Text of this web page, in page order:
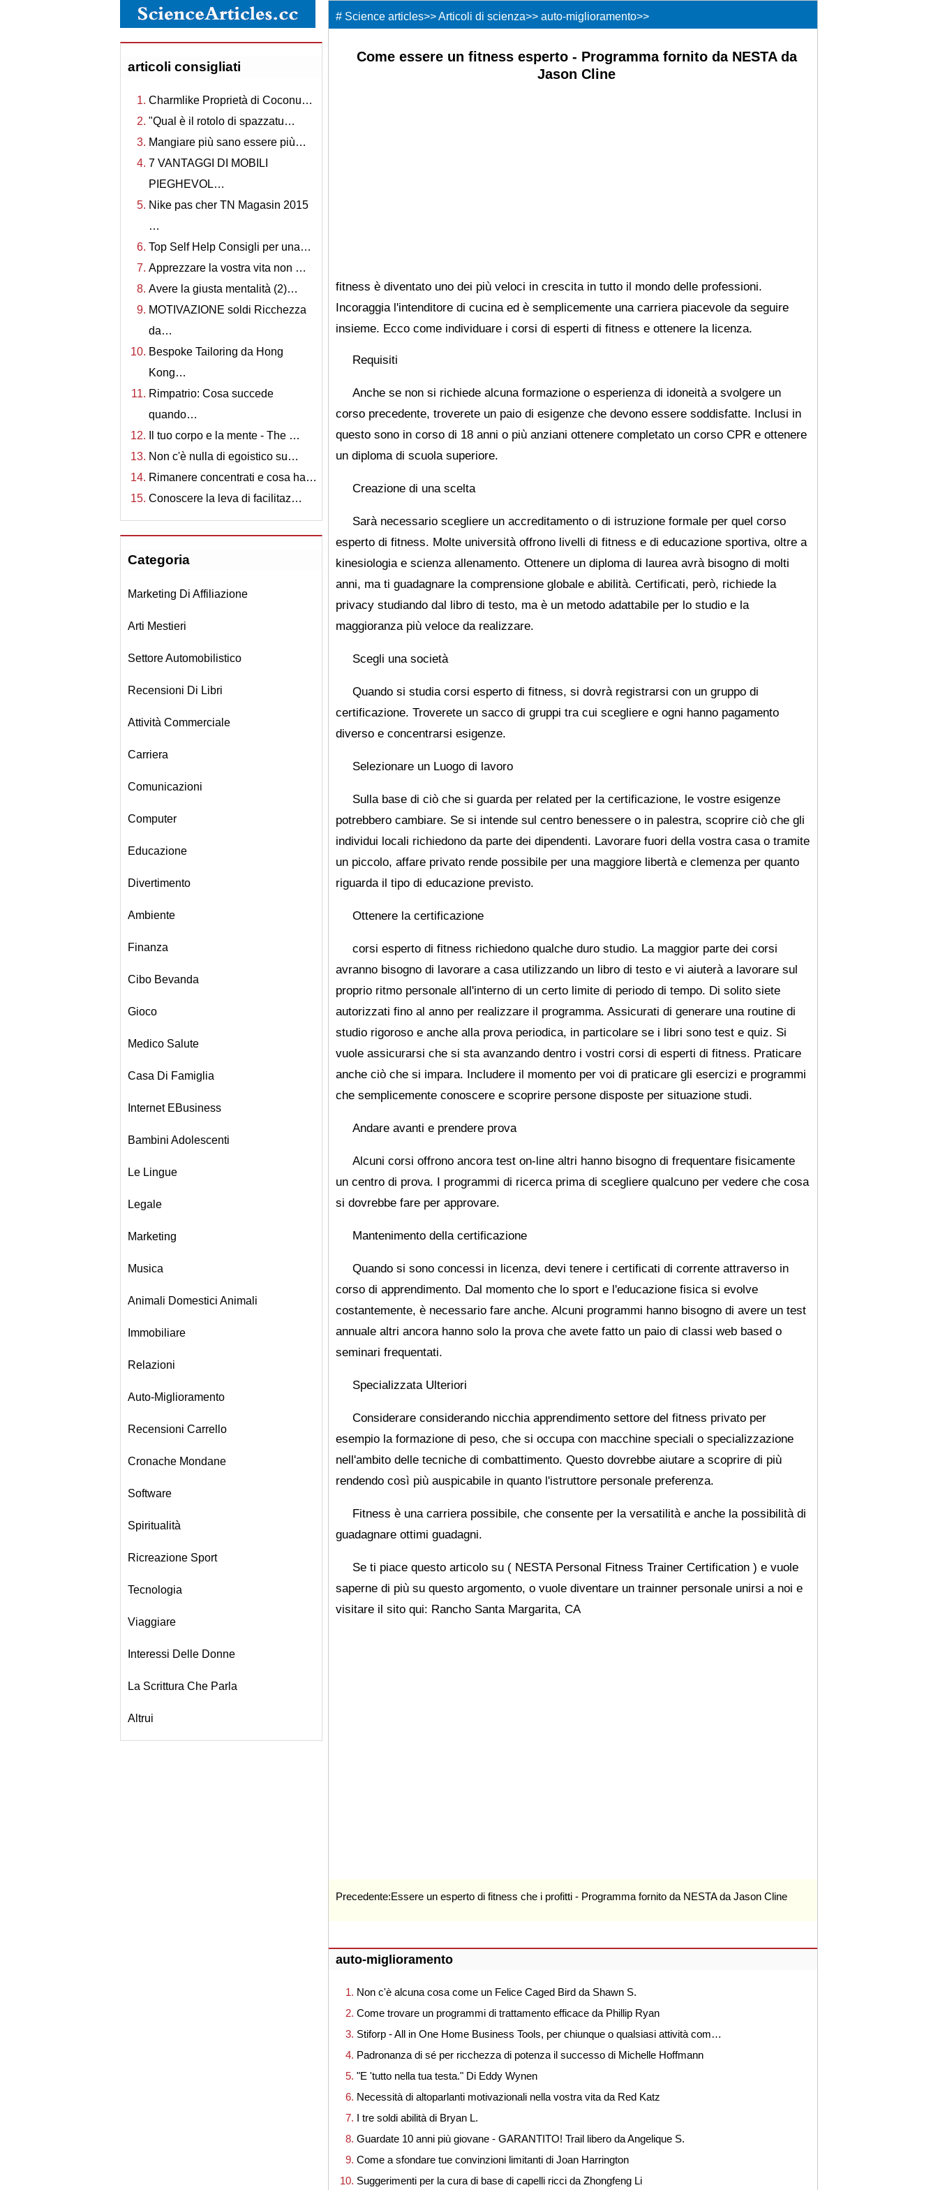
articoli consigliati
Charmlike Proprietà di Coconu…
"Qual è il rotolo di spazzatu…
Mangiare più sano essere più…
7 VANTAGGI DI MOBILI
PIEGHEVOL…
Nike pas cher TN Magasin 2015
…
Top Self Help Consigli per una…
Apprezzare la vostra vita non …
Avere la giusta mentalità (2)…
MOTIVAZIONE soldi Ricchezza
da…
Bespoke Tailoring da Hong
Kong…
Rimpatrio: Cosa succede
quando…
Il tuo corpo e la mente - The …
Non c'è nulla di egoistico su…
Rimanere concentrati e cosa ha…
Conoscere la leva di facilitaz…
Categoria
Marketing Di Affiliazione
Arti Mestieri
Settore Automobilistico
Recensioni Di Libri
Attività Commerciale
Carriera
Comunicazioni
Computer
Educazione
Divertimento
Ambiente
Finanza
Cibo Bevanda
Gioco
Medico Salute
Casa Di Famiglia
Internet EBusiness
Bambini Adolescenti
Le Lingue
Legale
Marketing
Musica
Animali Domestici Animali
Immobiliare
Relazioni
Auto-Miglioramento
Recensioni Carrello
Cronache Mondane
Software
Spiritualità
Ricreazione Sport
Tecnologia
Viaggiare
Interessi Delle Donne
La Scrittura Che Parla
Altrui
# Science articles>>Articoli di scienza>> auto-miglioramento>>
Come essere un fitness esperto - Programma fornito da NESTA da
Jason Cline
fitness è diventato uno dei più veloci in crescita in tutto il mondo delle professioni.
Incoraggia l'intenditore di cucina ed è semplicemente una carriera piacevole da seguire
insieme. Ecco come individuare i corsi di esperti di fitness e ottenere la licenza.
Requisiti
Anche se non si richiede alcuna formazione o esperienza di idoneità a svolgere un
corso precedente, troverete un paio di esigenze che devono essere soddisfatte. Inclusi in
questo sono in corso di 18 anni o più anziani ottenere completato un corso CPR e ottenere
un diploma di scuola superiore.
Creazione di una scelta
Sarà necessario scegliere un accreditamento o di istruzione formale per quel corso
esperto di fitness. Molte università offrono livelli di fitness e di educazione sportiva, oltre a
kinesiologia e scienza allenamento. Ottenere un diploma di laurea avrà bisogno di molti
anni, ma ti guadagnare la comprensione globale e abilità. Certificati, però, richiede la
privacy studiando dal libro di testo, ma è un metodo adattabile per lo studio e la
maggioranza più veloce da realizzare.
Scegli una società
Quando si studia corsi esperto di fitness, si dovrà registrarsi con un gruppo di
certificazione. Troverete un sacco di gruppi tra cui scegliere e ogni hanno pagamento
diverso e concentrarsi esigenze.
Selezionare un Luogo di lavoro
Sulla base di ciò che si guarda per related per la certificazione, le vostre esigenze
potrebbero cambiare. Se si intende sul centro benessere o in palestra, scoprire ciò che gli
individui locali richiedono da parte dei dipendenti. Lavorare fuori della vostra casa o tramite
un piccolo, affare privato rende possibile per una maggiore libertà e clemenza per quanto
riguarda il tipo di educazione previsto.
Ottenere la certificazione
corsi esperto di fitness richiedono qualche duro studio. La maggior parte dei corsi
avranno bisogno di lavorare a casa utilizzando un libro di testo e vi aiuterà a lavorare sul
proprio ritmo personale all'interno di un certo limite di periodo di tempo. Di solito siete
autorizzati fino al anno per realizzare il programma. Assicurati di generare una routine di
studio rigoroso e anche alla prova periodica, in particolare se i libri sono test e quiz. Si
vuole assicurarsi che si sta avanzando dentro i vostri corsi di esperti di fitness. Praticare
anche ciò che si impara. Includere il momento per voi di praticare gli esercizi e programmi
che semplicemente conoscere e scoprire persone disposte per situazione studi.
Andare avanti e prendere prova
Alcuni corsi offrono ancora test on-line altri hanno bisogno di frequentare fisicamente
un centro di prova. I programmi di ricerca prima di scegliere qualcuno per vedere che cosa
si dovrebbe fare per approvare.
Mantenimento della certificazione
Quando si sono concessi in licenza, devi tenere i certificati di corrente attraverso in
corso di apprendimento. Dal momento che lo sport e l'educazione fisica si evolve
costantemente, è necessario fare anche. Alcuni programmi hanno bisogno di avere un test
annuale altri ancora hanno solo la prova che avete fatto un paio di classi web based o
seminari frequentati.
Specializzata Ulteriori
Considerare considerando nicchia apprendimento settore del fitness privato per
esempio la formazione di peso, che si occupa con macchine speciali o specializzazione
nell'ambito delle tecniche di combattimento. Questo dovrebbe aiutare a scoprire di più
rendendo così più auspicabile in quanto l'istruttore personale preferenza.
Fitness è una carriera possibile, che consente per la versatilità e anche la possibilità di
guadagnare ottimi guadagni.
Se ti piace questo articolo su ( NESTA Personal Fitness Trainer Certification ) e vuole
saperne di più su questo argomento, o vuole diventare un trainner personale unirsi a noi e
visitare il sito qui: Rancho Santa Margarita, CA
Precedente:Essere un esperto di fitness che i profitti - Programma fornito da NESTA da Jason Cline
auto-miglioramento
Non c'è alcuna cosa come un Felice Caged Bird da Shawn S.
Come trovare un programmi di trattamento efficace da Phillip Ryan
Stiforp - All in One Home Business Tools, per chiunque o qualsiasi attività com…
Padronanza di sé per ricchezza di potenza il successo di Michelle Hoffmann
"E 'tutto nella tua testa." Di Eddy Wynen
Necessità di altoparlanti motivazionali nella vostra vita da Red Katz
I tre soldi abilità di Bryan L.
Guardate 10 anni più giovane - GARANTITO! Trail libero da Angelique S.
Come a sfondare tue convinzioni limitanti di Joan Harrington
Suggerimenti per la cura di base di capelli ricci da Zhongfeng Li